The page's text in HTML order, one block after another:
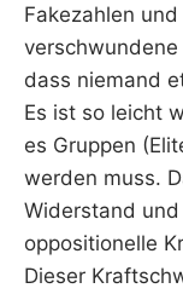
Fakezahlen
dass niemand
Es ist so leicht
es Gruppen
werden muss.
Widerstand
oppositionelle
Dieser